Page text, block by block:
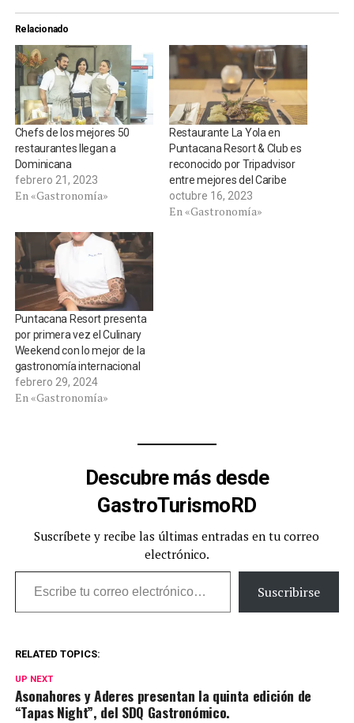
Relacionado
Chefs de los mejores 50
restaurantes llegan a
Dominicana
febrero 21, 2023
En «Gastronomía»
Restaurante La Yola en
Puntacana Resort & Club es
reconocido por Tripadvisor
entre mejores del Caribe
octubre 16, 2023
En «Gastronomía»
Puntacana Resort presenta
por primera vez el Culinary
Weekend con lo mejor de la
gastronomía internacional
febrero 29, 2024
En «Gastronomía»
Descubre más desde
GastroTurismoRD
Suscríbete y recibe las últimas entradas en tu correo
electrónico.
Escribe tu correo electrónico…
Suscribirse
RELATED TOPICS:
UP NEXT
Asonahores y Aderes presentan la quinta edición de
“Tapas Night”, del SDQ Gastronómico.